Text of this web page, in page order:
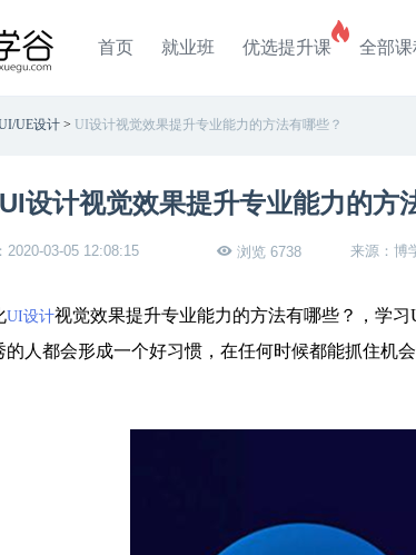
首页 就业班 优选提升课 全部课
UE设计 > UI设计视觉效果提升专业能力的方法有哪些？
UI设计视觉效果提升专业能力的方
2020-03-05 12:08:15 浏览 6738 来源：博
UI设计视觉效果提升专业能力的方法有哪些？，学
的人都会形成一个好习惯，在任何时候都能抓住机